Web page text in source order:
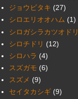
ジョウビタキ (27)
シロエリオオハム (1)
シロガシラカツオドリ
シロチドリ (12)
シロハラ (4)
スズガモ (6)
スズメ (9)
セイタカシギ (9)